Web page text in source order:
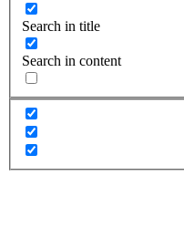
Search in title
Search in content